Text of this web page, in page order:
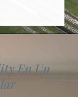
En Un